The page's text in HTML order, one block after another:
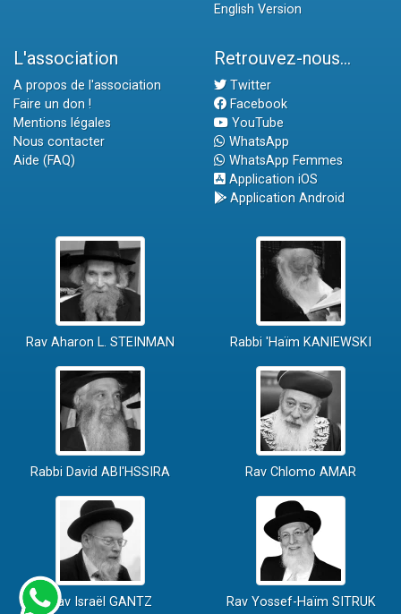
English Version
L'association
A propos de l'association
Faire un don !
Mentions légales
Nous contacter
Aide (FAQ)
Retrouvez-nous...
Twitter
Facebook
YouTube
WhatsApp
WhatsApp Femmes
Application iOS
Application Android
Rav Aharon L. STEINMAN Rabbi 'Haïm KANIEWSKI
Rabbi David ABI'HSSIRA Rav Chlomo AMAR
Rav Israël GANTZ Rav Yossef-Haïm SITRUK